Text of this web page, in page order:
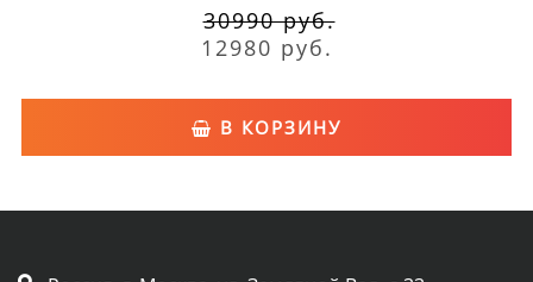
30990 руб.
12980 руб.
В КОРЗИНУ